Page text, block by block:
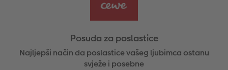
Ovako funkcionira
Art Collection
Natur fotografije
Premium poster
Alu fotografija s direktnim ispisom
Fotografija na Forexu
Školski i pisaći pribori
Jedinstvene ideje za poklone
Putovanje
Posuda za poslastice
Najljepši način da poslastice vašeg ljubimca ostanu
svježe i posebne